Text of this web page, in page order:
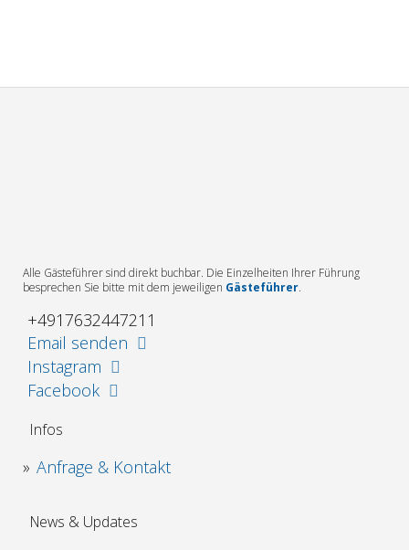
Alle Gästeführer sind direkt buchbar. Die Einzelheiten Ihrer Führung
besprechen Sie bitte mit dem jeweiligen Gästeführer.
+4917632447211
Email senden
Instagram
Facebook
Infos
Anfrage & Kontakt
News & Updates